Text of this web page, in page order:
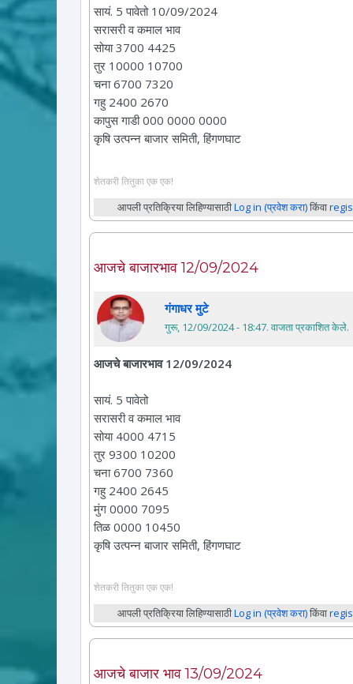
सायं. 5 पावेतो 10/09/2024
सरासरी व कमाल भाव
सोया 3700 4425
तुर 10000 10700
चना 6700 7320
गहु 2400 2670
कापुस गाडी 000 0000 0000
कृषि उत्पन्न बाजार समिती, हिंगणघाट
शेतकरी तितुका एक एक!
आपली प्रतिक्रिया लिहिण्यासाठीLog in (प्रवेश करा)किंवा
आजचे बाजारभाव 12/09/2024
गंगाधर मुटे
गुरू, 12/09/2024 - 18:47. वाजता प्रकाशित केले.
आजचे बाजारभाव 12/09/2024
सायं. 5 पावेतो
सरासरी व कमाल भाव
सोया 4000 4715
तुर 9300 10200
चना 6700 7360
गहु 2400 2645
मुंग 0000 7095
तिळ 0000 10450
कृषि उत्पन्न बाजार समिती, हिंगणघाट
शेतकरी तितुका एक एक!
आपली प्रतिक्रिया लिहिण्यासाठीLog in (प्रवेश करा)किंवा
आजचे बाजार भाव 13/09/2024